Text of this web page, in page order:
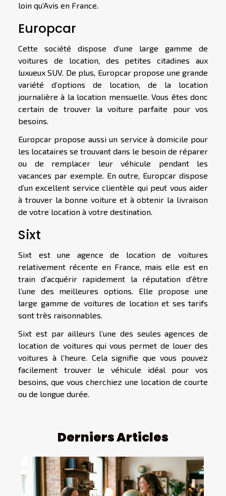
loin qu’Avis en France.
Europcar
Cette société dispose d’une large gamme de
voitures de location, des petites citadines aux
luxueux SUV. De plus, Europcar propose une grande
variété d’options de location, de la location
journalière à la location mensuelle. Vous êtes donc
certain de trouver la voiture parfaite pour vos
besoins.
Europcar propose aussi un service à domicile pour
les locataires se trouvant dans le besoin de réparer
ou de remplacer leur véhicule pendant les
vacances par exemple. En outre, Europcar dispose
d’un excellent service clientèle qui peut vous aider
à trouver la bonne voiture et à obtenir la livraison
de votre location à votre destination.
Sixt
Sixt est une agence de location de voitures
relativement récente en France, mais elle est en
train d’acquérir rapidement la réputation d’être
l’une des meilleures options. Elle propose une
large gamme de voitures de location et ses tarifs
sont très raisonnables.
Sixt est par ailleurs l’une des seules agences de
location de voitures qui vous permet de louer des
voitures à l’heure. Cela signifie que vous pouvez
facilement trouver le véhicule idéal pour vos
besoins, que vous cherchiez une location de courte
ou de longue durée.
Derniers Articles